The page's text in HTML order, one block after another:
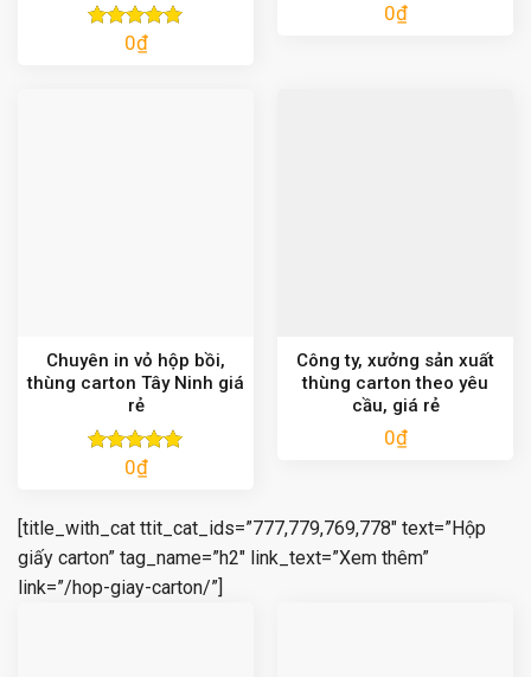
Được xếp
0₫
0₫
Chuyên in vỏ hộp bồi,
thùng carton Tây Ninh giá
rẻ
Được xếp
0₫
Công ty, xưởng sản xuất
thùng carton theo yêu
cầu, giá rẻ
0₫
[title_with_cat ttit_cat_ids=”777,779,769,778″ text=”Hộp
giấy carton” tag_name=”h2″ link_text=”Xem thêm”
link=”/hop-giay-carton/”]